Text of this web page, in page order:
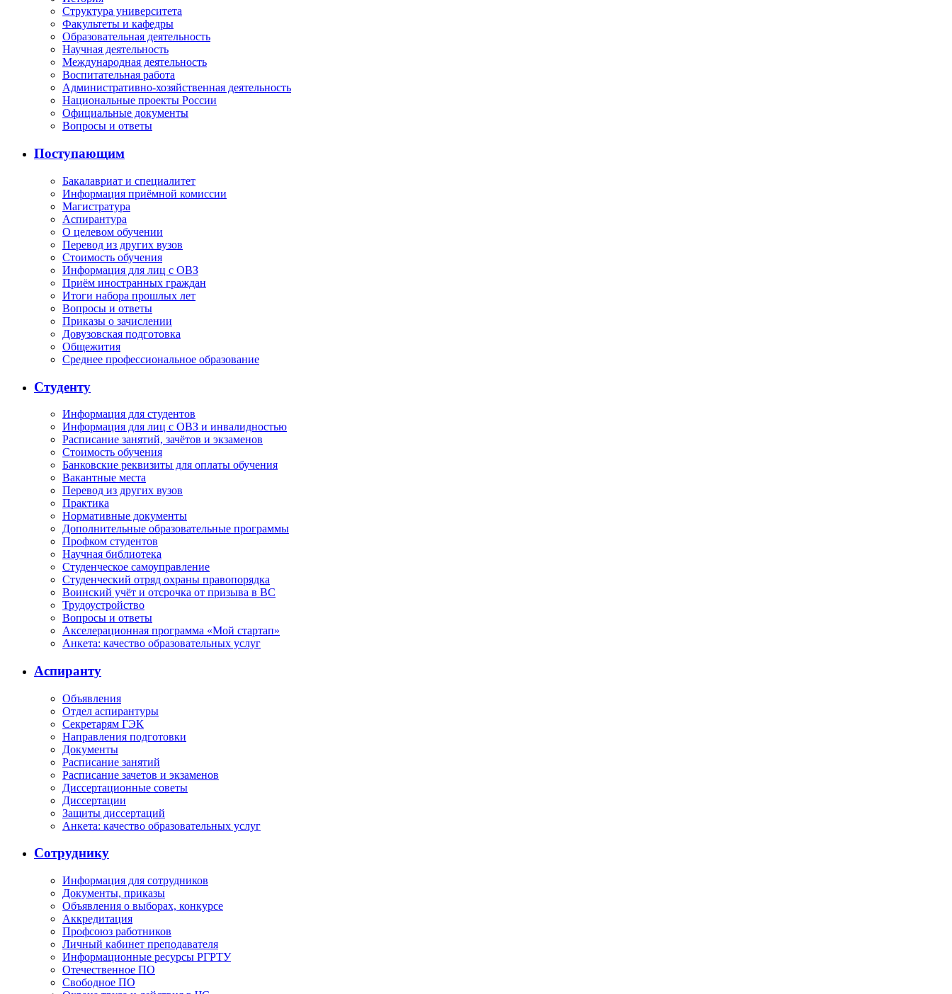
Структура университета
Факультеты и кафедры
Образовательная деятельность
Научная деятельность
Международная деятельность
Воспитательная работа
Административно-хозяйственная деятельность
Национальные проекты России
Официальные документы
Вопросы и ответы
Поступающим
Бакалавриат и специалитет
Информация приёмной комиссии
Магистратура
Аспирантура
О целевом обучении
Перевод из других вузов
Стоимость обучения
Информация для лиц с ОВЗ
Приём иностранных граждан
Итоги набора прошлых лет
Вопросы и ответы
Приказы о зачислении
Довузовская подготовка
Общежития
Среднее профессиональное образование
Студенту
Информация для студентов
Информация для лиц с ОВЗ и инвалидностью
Расписание занятий, зачётов и экзаменов
Стоимость обучения
Банковские реквизиты для оплаты обучения
Вакантные места
Перевод из других вузов
Практика
Нормативные документы
Дополнительные образовательные программы
Профком студентов
Научная библиотека
Студенческое самоуправление
Студенческий отряд охраны правопорядка
Воинский учёт и отсрочка от призыва в ВС
Трудоустройство
Вопросы и ответы
Акселерационная программа «Мой стартап»
Анкета: качество образовательных услуг
Аспиранту
Объявления
Отдел аспирантуры
Секретарям ГЭК
Направления подготовки
Документы
Расписание занятий
Расписание зачетов и экзаменов
Диссертационные советы
Диссертации
Защиты диссертаций
Анкета: качество образовательных услуг
Сотруднику
Информация для сотрудников
Документы, приказы
Объявления о выборах, конкурсе
Аккредитация
Профсоюз работников
Личный кабинет преподавателя
Информационные ресурсы РГРТУ
Отечественное ПО
Свободное ПО